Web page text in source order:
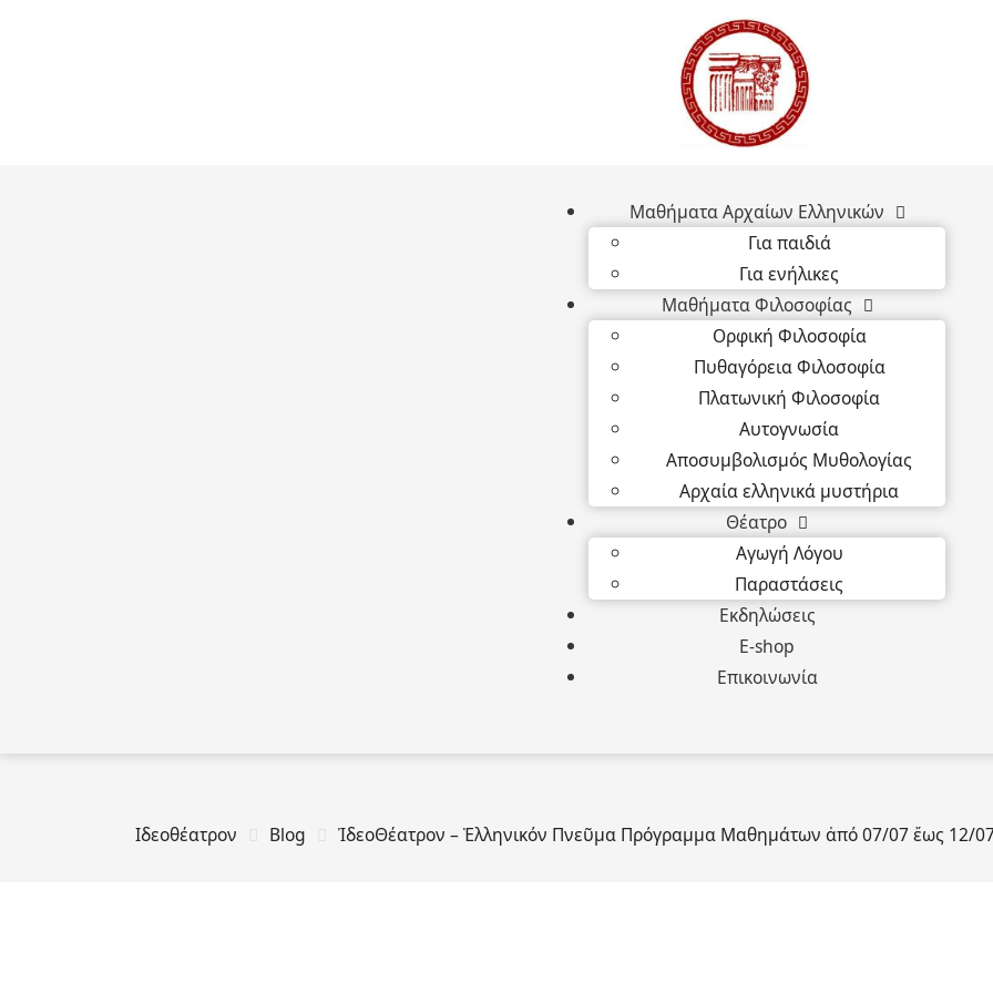
Μαθήματα Αρχαίων Ελληνικών
Για παιδιά
Για ενήλικες
Μαθήματα Φιλοσοφίας
Ορφική Φιλοσοφία
Πυθαγόρεια Φιλοσοφία
Πλατωνική Φιλοσοφία
Αυτογνωσία
Αποσυμβολισμός Μυθολογίας
Αρχαία ελληνικά μυστήρια
Θέατρο
Αγωγή Λόγου
Παραστάσεις
Εκδηλώσεις
E-shop
Επικοινωνία
Ιδεοθέατρον Blog ἸδεοΘέατρον – Ἑλληνικόν Πνεῦμα Πρόγραμμα Μαθημάτων ἀπό 07/07 ἔως 12/